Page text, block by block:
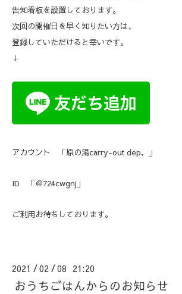
告知看板を設置しております。
次回の開催日を早く知りたい方は、
登録していただけると幸いです。
↓
アカウント 「原の湯carry-out dep．」
ID 「＠724cwgnj」
ご利用お待ちしております。
2021 /02 /08 21:20
おうちごはんからのお知らせ